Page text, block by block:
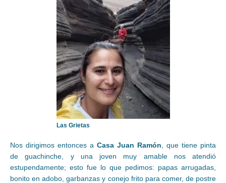
Las Grietas
Nos dirigimos entonces a Casa Juan Ramón , que tiene pinta
de guachinche, y una joven muy amable nos atendió
estupendamente; esto fue lo que pedimos: papas arrugadas,
bonito en adobo, garbanzas y conejo frito para comer, de postre